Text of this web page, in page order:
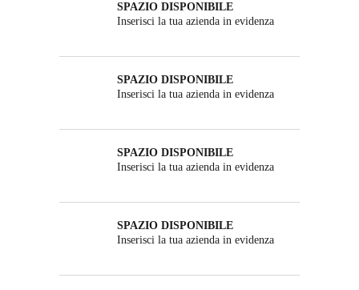
SPAZIO DISPONIBILE
Inserisci la tua azienda in evidenza
SPAZIO DISPONIBILE
Inserisci la tua azienda in evidenza
SPAZIO DISPONIBILE
Inserisci la tua azienda in evidenza
SPAZIO DISPONIBILE
Inserisci la tua azienda in evidenza